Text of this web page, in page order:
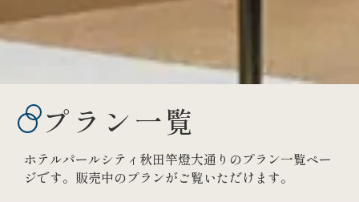
プラン一覧
ホテルパールシティ秋田竿燈大通りのプラン一覧ペー
ジです。販売中のプランがご覧いただけます。